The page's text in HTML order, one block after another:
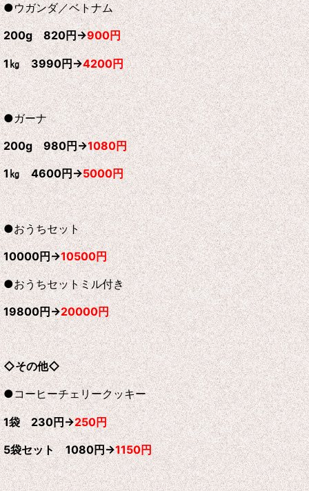
●ウガンダ／ベトナム
200g 820円→900円
1㎏ 3990円→4200円
●ガーナ
200g 980円→1080円
1㎏ 4600円→5000円
●おうちセット
10000円→10500円
●おうちセットミル付き
19800円→20000円
◇その他◇
●コーヒーチェリークッキー
1袋 230円→250円
5袋セット 1080円→1150円